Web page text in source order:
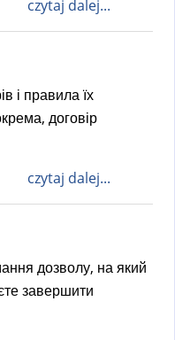
czytaj dalej...
і правила їх
договір
czytaj dalej...
дозволу, на який
завершити